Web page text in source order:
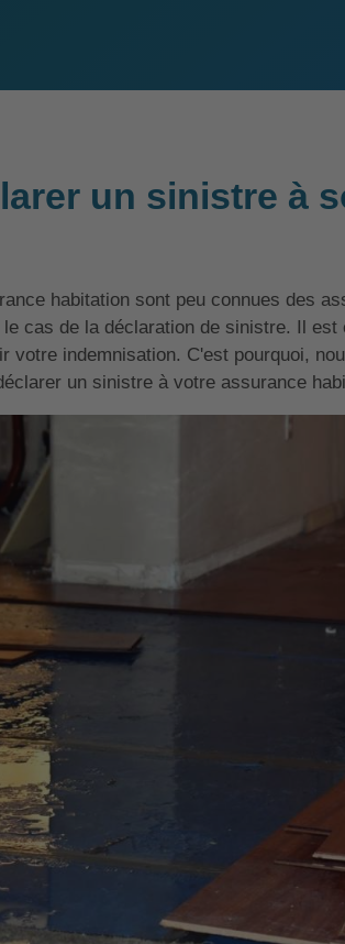
un sinistre à
habitation sont peu connues des
cas de la déclaration de sinistre. Il est
votre indemnisation. C'est pourquoi,
un sinistre à votre assurance